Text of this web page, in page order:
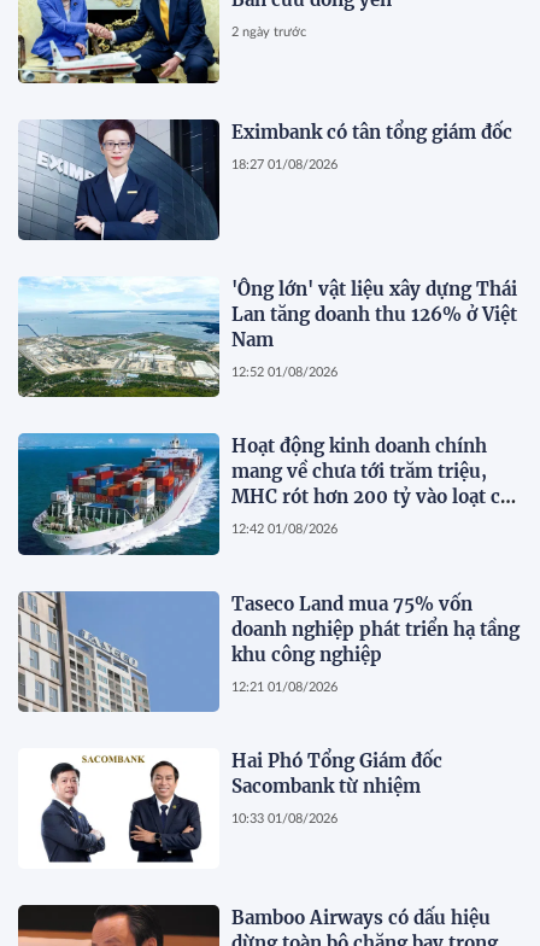
2 ngày trước
Eximbank có tân tổng giám đốc
18:27 01/08/2026
'Ông lớn' vật liệu xây dựng Thái
Lan tăng doanh thu 126% ở Việt
Nam
12:52 01/08/2026
Hoạt động kinh doanh chính
mang về chưa tới trăm triệu,
MHC rót hơn 200 tỷ vào loạt cổ
phiếu 'họ' Gelex
12:42 01/08/2026
Taseco Land mua 75% vốn
doanh nghiệp phát triển hạ tầng
khu công nghiệp
12:21 01/08/2026
Hai Phó Tổng Giám đốc
Sacombank từ nhiệm
10:33 01/08/2026
Bamboo Airways có dấu hiệu